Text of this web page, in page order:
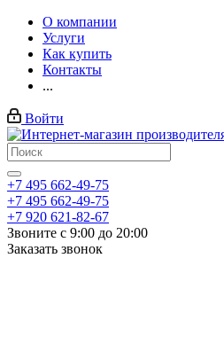
О компании
Услуги
Как купить
Контакты
...
Войти
+7 495 662-49-75
+7 495 662-49-75
+7 920 621-82-67
Звоните с 9:00 до 20:00
Заказать звонок